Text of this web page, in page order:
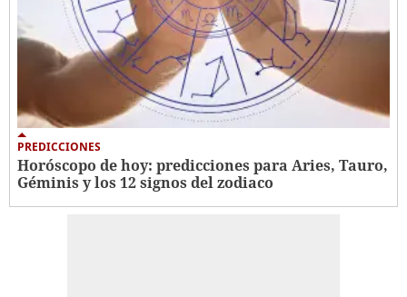
PREDICCIONES
Horóscopo de hoy: predicciones para Aries, Tauro,
Géminis y los 12 signos del zodiaco